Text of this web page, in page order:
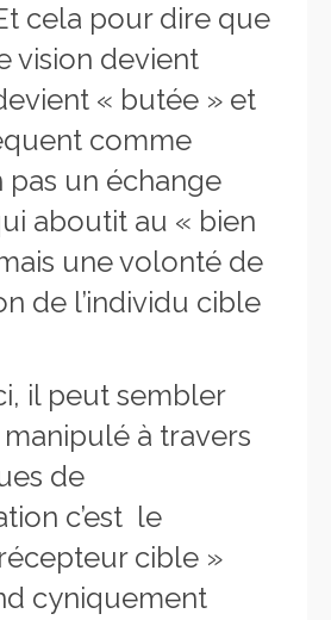
cela pour dire que
vision devient
« butée » et
comme
un échange
aboutit au « bien
une volonté de
de l’individu cible
il peut sembler
à travers
de
c’est le
cible »
cyniquement